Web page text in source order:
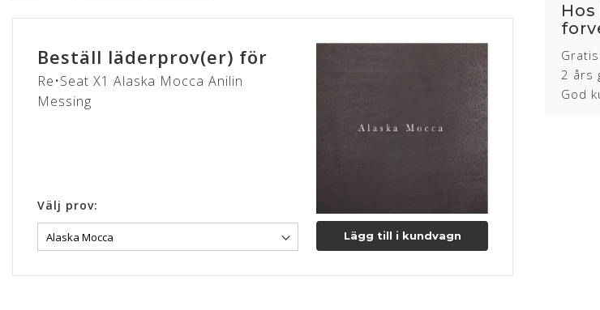
till
Stand:
Stel
2 års
God
Beställ läderprov(er) för
Re•Seat X1 Alaska Mocca Anilin
Messing
Välj prov:
Lägg till i kundvagn